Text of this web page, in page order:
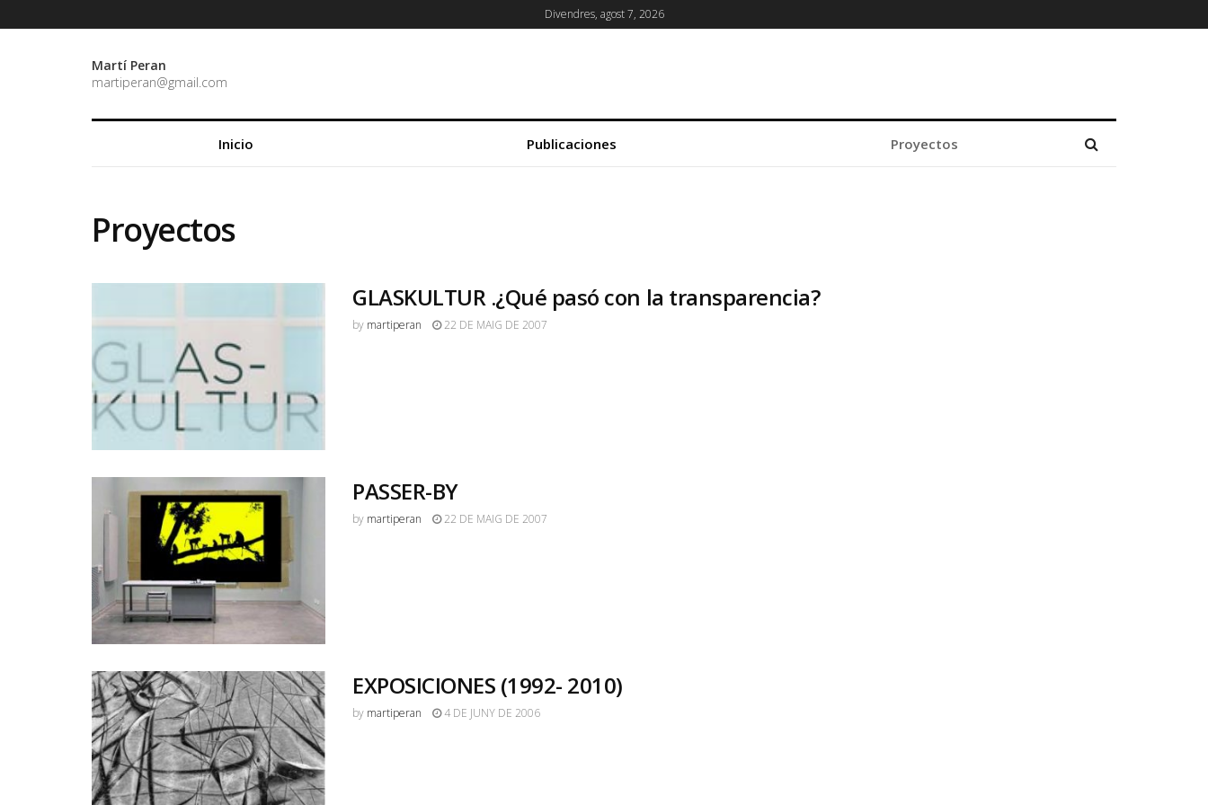
Divendres, agost 7, 2026
Martí Peran
martiperan@gmail.com
Inicio Publicaciones Proyectos
Proyectos
GLASKULTUR .¿Qué pasó con la transparencia?
by martiperan 22 DE MAIG DE 2007
PASSER-BY
by martiperan 22 DE MAIG DE 2007
EXPOSICIONES (1992- 2010)
by martiperan 4 DE JUNY DE 2006